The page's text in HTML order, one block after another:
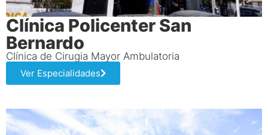
Clínica Policenter San
Bernardo
Clínica de Cirugia Mayor Ambulatoria
Ver Especialidades